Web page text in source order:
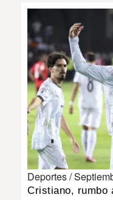
MULTIMEDIA
IMPRESO
Deportes /
Cristiano, rumbo